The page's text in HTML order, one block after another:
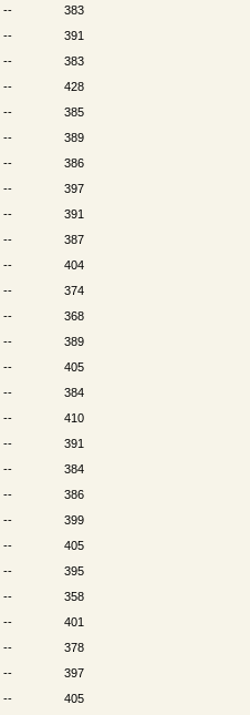
--
383
--
391
--
383
--
428
--
385
--
389
--
386
--
397
--
391
--
387
--
404
--
374
--
368
--
389
--
405
--
384
--
410
--
391
--
384
--
386
--
399
--
405
--
395
--
358
--
401
--
378
--
397
--
405